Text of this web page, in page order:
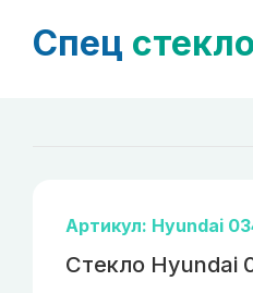
Спец стекло
Артикул: Hyundai
Стекло Hyundai